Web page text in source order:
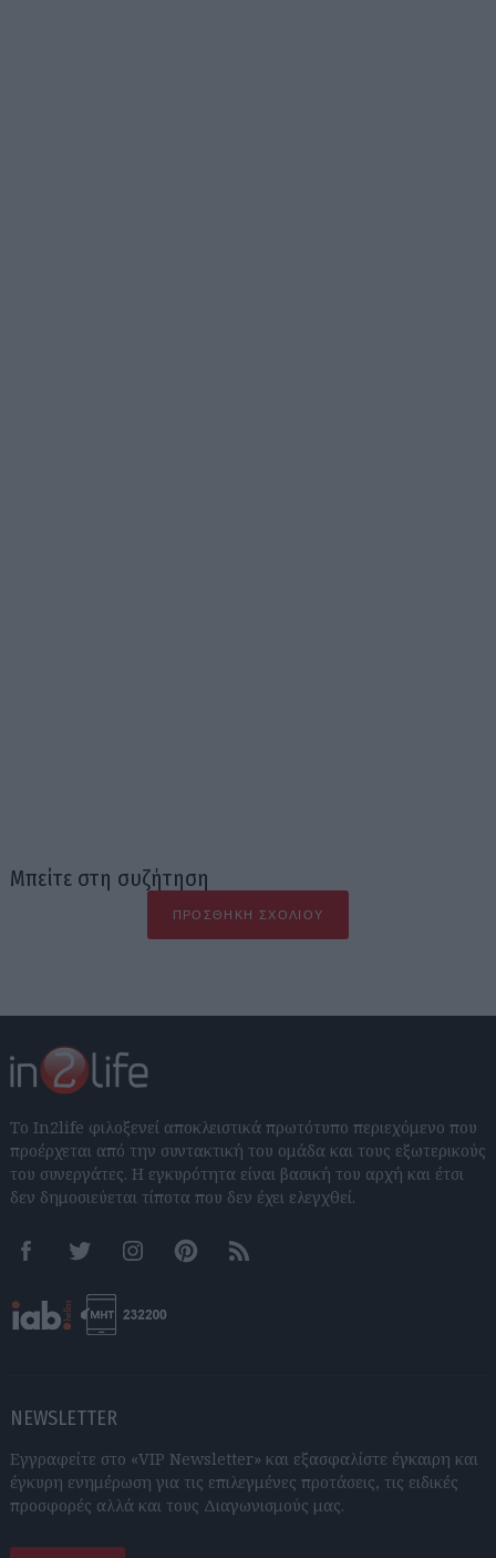
Μπείτε στη συζήτηση
ΠΡΟΣΘΉΚΗ ΣΧΟΛΊΟΥ
Το In2life φιλοξενεί αποκλειστικά πρωτότυπο περιεχόμενο που
προέρχεται από την συντακτική του ομάδα και τους εξωτερικούς
του συνεργάτες. Η εγκυρότητα είναι βασική του αρχή και έτσι
δεν δημοσιεύεται τίποτα που δεν έχει ελεγχθεί.
FacebookTwitter InstagramPinterestRSS feeds
NEWSLETTER
Εγγραφείτε στο «VIP Newsletter» και εξασφαλίστε έγκαιρη και
έγκυρη ενημέρωση για τις επιλεγμένες προτάσεις, τις ειδικές
προσφορές αλλά και τους Διαγωνισμούς μας.